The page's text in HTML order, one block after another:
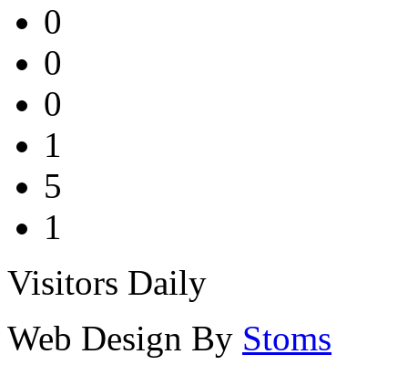
0
0
0
1
5
1
Visitors Daily
Web Design By Stoms